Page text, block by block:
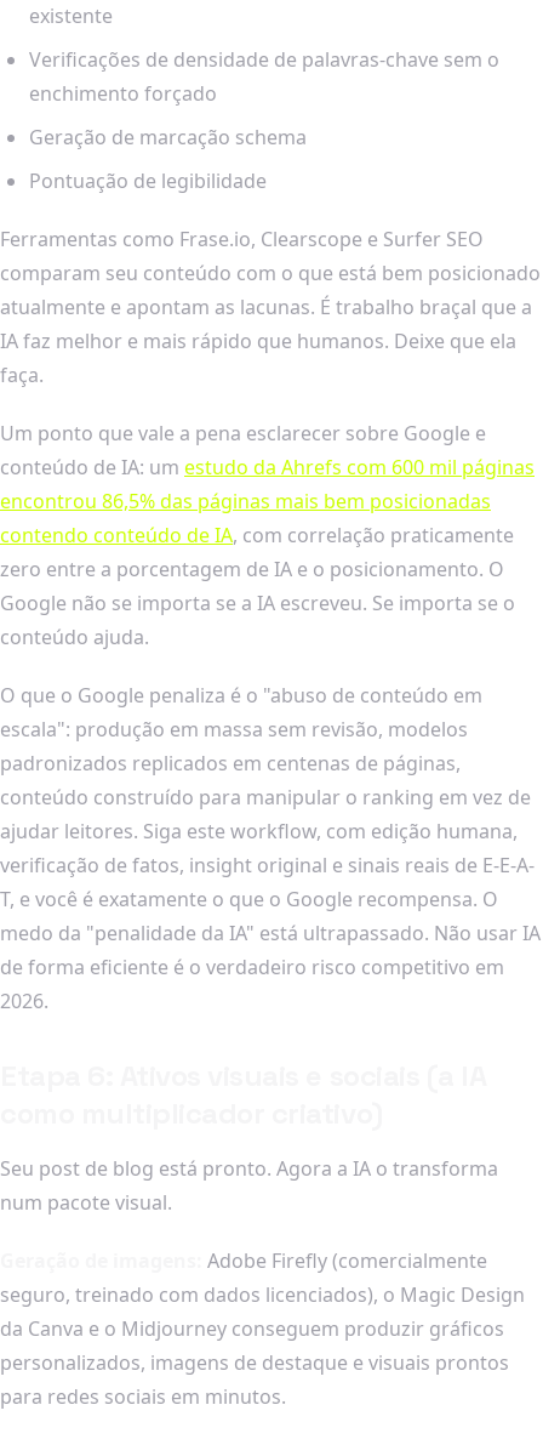
existente
Verificações de densidade de palavras-chave sem o
enchimento forçado
Geração de marcação schema
Pontuação de legibilidade
Ferramentas como Frase.io, Clearscope e Surfer SEO
comparam seu conteúdo com o que está bem posicionado
atualmente e apontam as lacunas. É trabalho braçal que a
IA faz melhor e mais rápido que humanos. Deixe que ela
faça.
Um ponto que vale a pena esclarecer sobre Google e
conteúdo de IA: um estudo da Ahrefs com 600 mil páginas
encontrou 86,5% das páginas mais bem posicionadas
contendo conteúdo de IA, com correlação praticamente
zero entre a porcentagem de IA e o posicionamento. O
Google não se importa se a IA escreveu. Se importa se o
conteúdo ajuda.
O que o Google penaliza é o "abuso de conteúdo em
escala": produção em massa sem revisão, modelos
padronizados replicados em centenas de páginas,
conteúdo construído para manipular o ranking em vez de
ajudar leitores. Siga este workflow, com edição humana,
verificação de fatos, insight original e sinais reais de E-E-A-
T, e você é exatamente o que o Google recompensa. O
medo da "penalidade da IA" está ultrapassado. Não usar IA
de forma eficiente é o verdadeiro risco competitivo em
2026.
Seu post de blog está pronto. Agora a IA o transforma
num pacote visual.
Adobe Firefly (comercialmente
seguro, treinado com dados licenciados), o Magic Design
da Canva e o Midjourney conseguem produzir gráficos
personalizados, imagens de destaque e visuais prontos
para redes sociais em minutos.